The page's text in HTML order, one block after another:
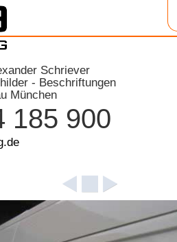
Schriever
- Beschriftungen
München
185 900